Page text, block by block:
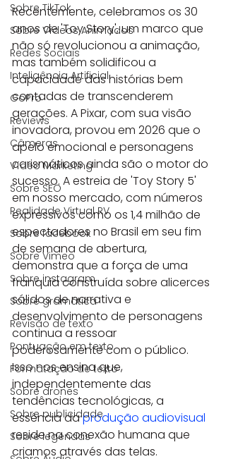
Sobre TikTok
Sobre Vídeos Animados
Redes Sociais
Inteligência Artificial
GoPro
Reviews
Câmeras
Vídeo Marketing
Sobre SEO
Realidade Virtual RV
Sobre facebook
Sobre Vimeo
Sobre instagram
Sobre gramática
Revisão de texto
Pontuação em texto
Formatação de texto
Sobre drones
Sobre publicidade
Sobre legendas
Recentemente, celebramos os 30
anos de 'Toy Story', um marco que
não só revolucionou a animação,
mas também solidificou a
capacidade das histórias bem
contadas de transcenderem
gerações. A Pixar, com sua visão
inovadora, provou em 2026 que o
apelo emocional e personagens
carismáticos ainda são o motor do
sucesso. A estreia de 'Toy Story 5'
em nosso mercado, com números
expressivos como os 1,4 milhão de
espectadores no Brasil em seu fim
de semana de abertura,
demonstra que a força de uma
franquia construída sobre alicerces
sólidos de narrativa e
desenvolvimento de personagens
continua a ressoar
poderosamente com o público.
Isso nos ensina que,
independentemente das
tendências tecnológicas, a
essência da produção audiovisual
reside na conexão humana que
criamos através das telas.